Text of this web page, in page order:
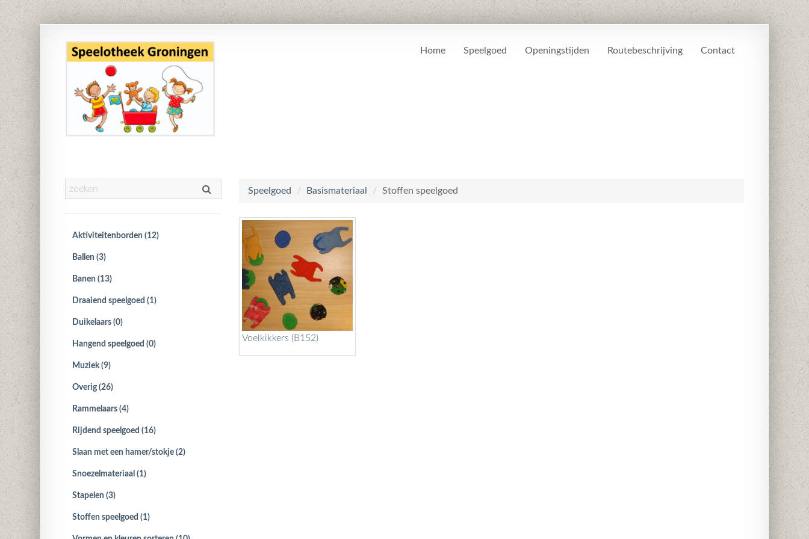
Home Speelgoed Openingstijden Routebeschrijving Contact
Aktiviteitenborden (12)
Ballen (3)
Banen (13)
Draaiend speelgoed (1)
Duikelaars (0)
Hangend speelgoed (0)
Muziek (9)
Overig (26)
Rammelaars (4)
Rijdend speelgoed (16)
Slaan met een hamer/stokje (2)
Snoezelmateriaal (1)
Stapelen (3)
Stoffen speelgoed (1)
Speelgoed / Basismateriaal / Stoffen speelgoed
Voelkikkers (B152)